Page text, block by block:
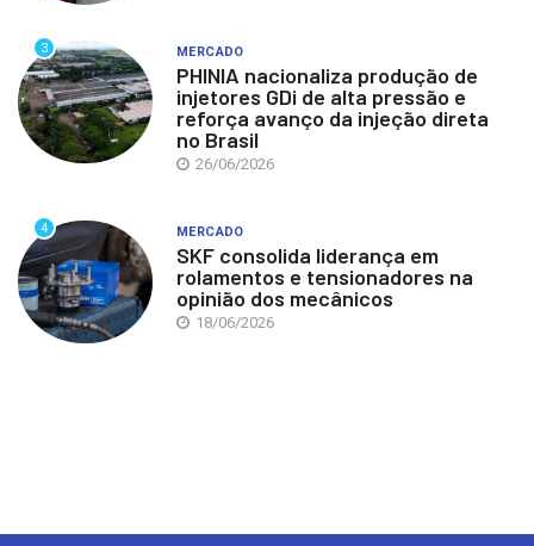
3 MERCADO
PHINIA nacionaliza produção de
injetores GDi de alta pressão e
reforça avanço da injeção direta
no Brasil
26/06/2026
4 MERCADO
SKF consolida liderança em
rolamentos e tensionadores na
opinião dos mecânicos
18/06/2026